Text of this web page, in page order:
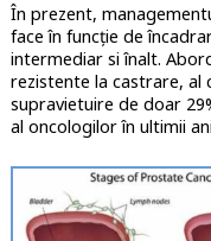
În prezent,
face în funcție de
intermediar si înalt.
rezistente la castrare, al
supravietuire de doar
al oncologilor în ultimii